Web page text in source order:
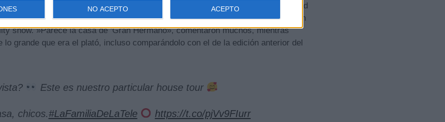
NO ACEPTO ACEPTO
que los espectadores se sientan como si estuvieran dentro de una realidad
comentada en las redes sociales ha sido la comparación con la casa de Gran
show. »Parece la casa de ‘Gran Hermano», comentaron muchos, mientras
lo grande que era el plató, incluso comparándolo con el de la edición anterior del
Este es nuestro particular house tour
chicos.#LaFamiliaDeLaTele
https://t.co/pjVv9FIurr